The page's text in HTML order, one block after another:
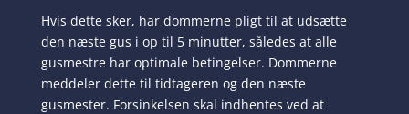
Hvis dette sker, har dommerne pligt til at udsætte
den næste gus i op til 5 minutter, således at alle
gusmestre har optimale betingelser. Dommerne
meddeler dette til tidtageren og den næste
gusmester. Forsinkelsen skal indhentes ved at